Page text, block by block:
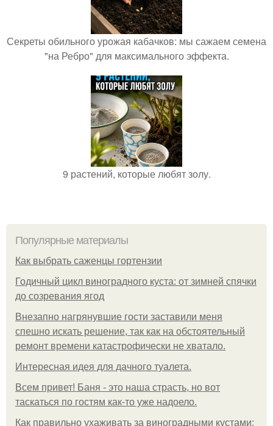
Секреты обильного урожая кабачков: мы сажаем семена
"на Ребро" для максимального эффекта.
9 растений, которые любят золу.
Популярные материалы
Как выбрать саженцы гортензии
Годичный цикл виноградного куста: от зимней спячки
до созревания ягод
Внезапно нагрянувшие гости заставили меня
спешно искать решение, так как на обстоятельный
ремонт времени катастрофически не хватало.
Интересная идея для дачного туалета.
Всем привет! Баня - это наша страсть, но вот
таскаться по гостям как-то уже надоело.
Как правильно ухаживать за виноградными кустами: